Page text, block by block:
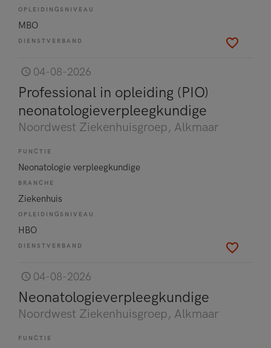
OPLEIDINGSNIVEAU
MBO
DIENSTVERBAND
04-08-2026
Professional in opleiding (PIO)
neonatologieverpleegkundige
Noordwest Ziekenhuisgroep, Alkmaar
FUNCTIE
Neonatologie verpleegkundige
BRANCHE
Ziekenhuis
OPLEIDINGSNIVEAU
HBO
DIENSTVERBAND
04-08-2026
Neonatologieverpleegkundige
Noordwest Ziekenhuisgroep, Alkmaar
FUNCTIE